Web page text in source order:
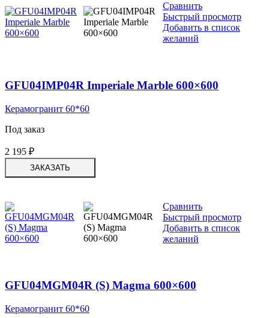
Сравнить
Быстрый просмотр
Добавить в список
желаний
GFU04IMP04R Imperiale Marble 600×600
Керамогранит 60*60
Под заказ
2 195 ₽
ЗАКАЗАТЬ
Сравнить
Быстрый просмотр
Добавить в список
желаний
GFU04MGM04R (S) Magma 600×600
Керамогранит 60*60